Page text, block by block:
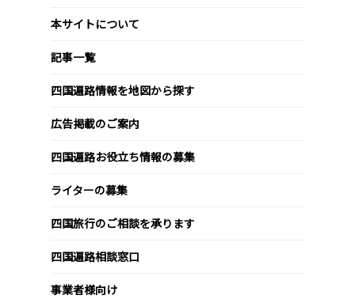
本サイトについて
記事一覧
四国遍路情報を地図から探す
広告掲載のご案内
四国遍路お役立ち情報の募集
ライターの募集
四国旅行のご相談を承ります
四国遍路相談窓口
事業者様向け